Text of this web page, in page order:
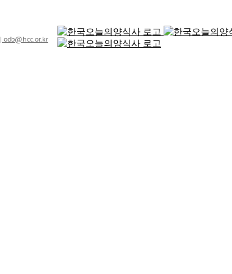
| odb@hcc.or.kr